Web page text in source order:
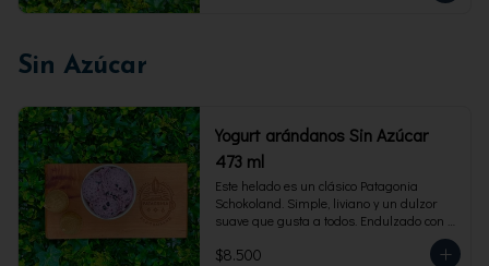
Sin Azúcar
Yogurt arándanos Sin Azúcar
473 ml
Este helado es un clásico Patagonia
Schokoland. Simple, liviano y un dulzor
suave que gusta a todos. Endulzado con
fructosa.Envase familiar 473 ml. Rinde 4
porciones.
$8.500